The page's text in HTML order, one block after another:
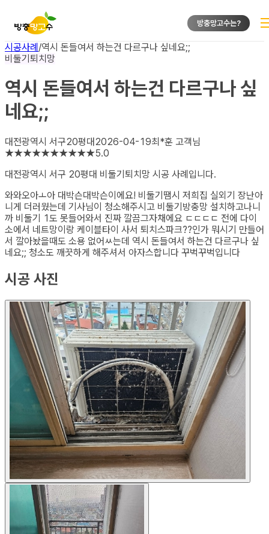
방충망고수는?
시공사례/역시 돈들여서 하는건 다르구나 싶네요;;
비둘기퇴치망
역시 돈들여서 하는건 다르구나 싶
네요;;
대전광역시 서구20평대2026-04-19최*훈 고객님
★★★★★★★★★★5.0
대전광역시 서구 20평대 비둘기퇴치망 시공 사례입니다.
와와오아ㅗ아 대박슨대박슨이에요! 비둘기땜시 저희집 실외기 장난아
니게 더러웠는데 기사님이 청소해주시고 비둘기방충망 설치하고나니
까 비둘기 1도 못들어와서 진짜 깔끔그자채에요 ㄷㄷㄷㄷ 전에 다이
소에서 네트망이랑 케이블타이 사서 퇴치스파크??인가 뭐시기 만들어
서 깔아놨을때도 소용 없어ㅆ는데 역시 돈들여서 하는건 다르구나 싶
네요;; 청소도 깨끗하게 해주셔서 아자스합니다 꾸벅꾸벅입니다
시공 사진